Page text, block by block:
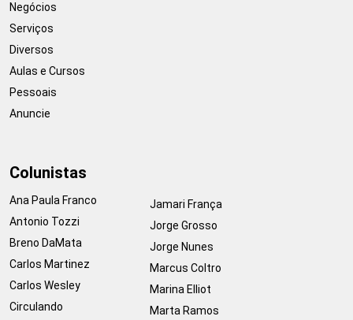
Negócios
Serviços
Diversos
Aulas e Cursos
Pessoais
Anuncie
Colunistas
Ana Paula Franco
Antonio Tozzi
Breno DaMata
Carlos Martinez
Carlos Wesley
Circulando
Jamari França
Jorge Grosso
Jorge Nunes
Marcus Coltro
Marina Elliot
Marta Ramos